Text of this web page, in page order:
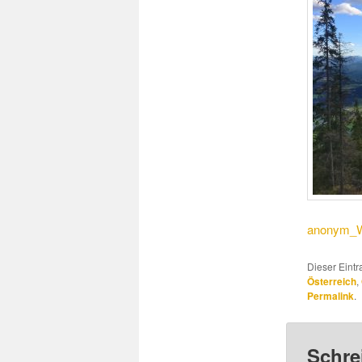
Dieser
Österreich,
Permalink.